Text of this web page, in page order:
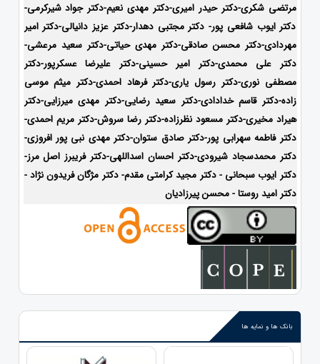
مرتضی شکری-دکتر حیدر امیری-دکتر مهدی نعیم-دکتر جواد شیرکرمی-
دکتر ایوب شافعی پور- دکتر مجتبی دهدار-دکتر عزیز دانیالی-دکتر امیر
مهردادی-دکتر محسن صادقی-دکتر مهدی حیاتی-دکتر سعید مرعشی-
دکتر علی محمدی-دکتر امیر حسینی-دکتر علیرضا عسکرپور-دکتر
مصطفی نوری-دکتر رسول یاری-دکتر فرهاد احمدی-دکتر میثم موسی
زاده-دکتر قاسم خدادادی-دکتر سعید رضایی-دکتر مهدی میرزایی-دکتر
هیراد مخیری-دکتر مسعود نظرزاده-دکتر رضا سروش-دکتر مریم احمدی-
دکتر فاطمه سهرابی پور-دکتر صادق ستوان-دکتر مهدی نبی پور افروزی-
دکتر محمدسجاد شیرودی-دکتر احسان اسداللهی-دکتر فریبرز اصل مرز-
دکتر ایوب سبحانی - دکتر مجید کرامتی مقدم- دکتر مژگان فریدون نژاد -
دکتر امید روستا - محسن پیرزادیان
بانک ها و نمایه ها